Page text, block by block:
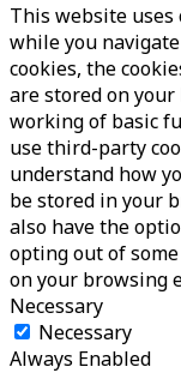
This website uses
while you
cookies, the
are stored on
working of basic
use third-party
understand how
be stored in your
also have the
opting out of
on your browsing
Necessary
Necessary
Always Enabled